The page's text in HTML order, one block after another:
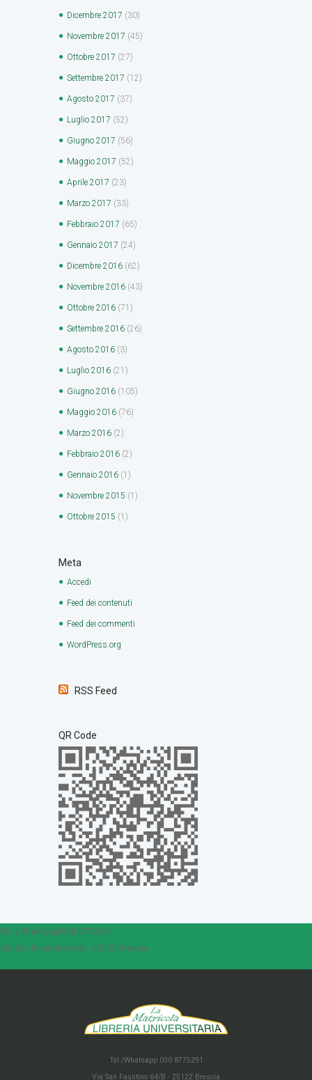
Dicembre 2017 (30)
Novembre 2017 (45)
Ottobre 2017 (27)
Settembre 2017 (12)
Agosto 2017 (37)
Luglio 2017 (52)
Giugno 2017 (56)
Maggio 2017 (52)
Aprile 2017 (23)
Marzo 2017 (33)
Febbraio 2017 (65)
Gennaio 2017 (24)
Dicembre 2016 (62)
Novembre 2016 (43)
Ottobre 2016 (71)
Settembre 2016 (26)
Agosto 2016 (3)
Luglio 2016 (21)
Giugno 2016 (105)
Maggio 2016 (76)
Marzo 2016 (2)
Febbraio 2016 (2)
Gennaio 2016 (1)
Novembre 2015 (1)
Ottobre 2015 (1)
Meta
Accedi
Feed dei contenuti
Feed dei commenti
WordPress.org
RSS Feed
QR Code
Tel. / Whatsapp 030 8775291
Via San Faustino 64/B - 25122 Brescia
Tel./Whatsapp 030 8775291
Via San Faustino 64/B - 25122 Brescia